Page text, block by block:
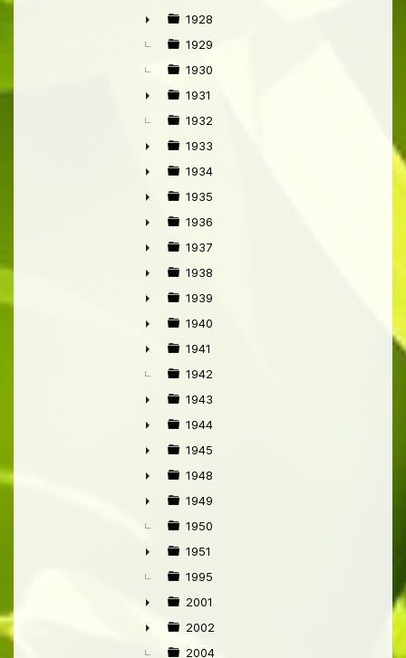
►
►
1928
1929
1930
►
1931
1932
►
1933
►
1934
►
1935
►
1936
►
1937
►
1938
►
1939
►
1940
►
1941
1942
►
1943
►
1944
►
1945
►
1948
►
1949
1950
►
1951
1995
►
2001
►
2002
2004